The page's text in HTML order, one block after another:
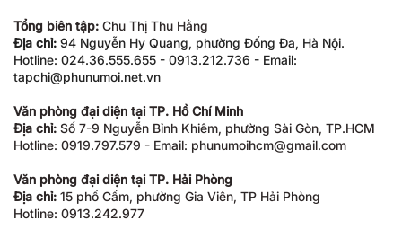
Tổng biên tập: Chu Thị Thu Hằng
Địa chỉ: 94 Nguyễn Hy Quang, phường Đống Đa, Hà Nội.
Hotline: 024.36.555.655 - 0913.212.736 - Email:
tapchi@phunumoi.net.vn
Văn phòng đại diện tại TP. Hồ Chí Minh
Địa chỉ: Số 7-9 Nguyễn Bỉnh Khiêm, phường Sài Gòn, TP.HCM
Hotline: 0919.797.579 - Email: phunumoihcm@gmail.com
Văn phòng đại diện tại TP. Hải Phòng
Địa chỉ: 15 phố Cấm, phường Gia Viên, TP Hải Phòng
Hotline: 0913.242.977